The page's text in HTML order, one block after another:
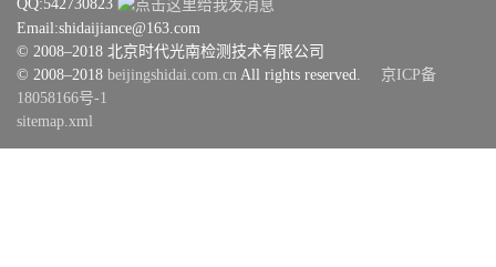
QQ:542730823
Email:shidaijiance@163.com
© 2008–2018 北京时代光南检测技术有限公司
© 2008–2018 beijingshidai.com.cn All rights reserved. 京ICP备
18058166号-1
sitemap.xml